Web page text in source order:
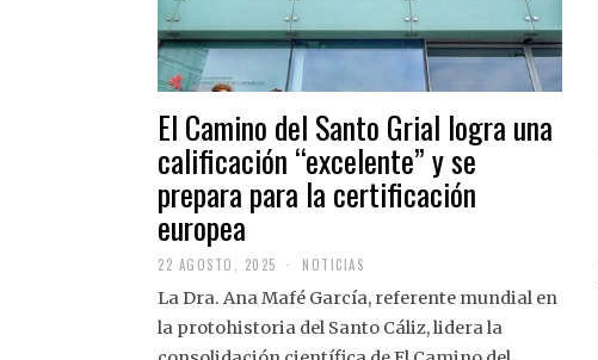
El Camino del Santo Grial logra una
calificación “excelente” y se
prepara para la certificación
europea
22 AGOSTO, 2025
A
G
O
S
NOTICIAS
La Dra. Ana Mafé García, referente mundial en
la protohistoria del Santo Cáliz, lidera la